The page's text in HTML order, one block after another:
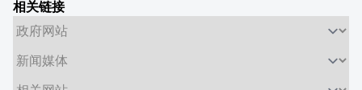
相关链接